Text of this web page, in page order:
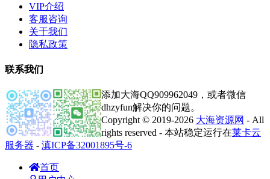
VIP介绍
客服咨询
关于我们
隐私政策
联系我们
添加大海QQ909962049，或者微信
dhzyfun解决你的问题。
Copyright © 2019-2026 大海资源网 - All
rights reserved - 本站稳定运行在莱卡云
服务器 - 滇ICP备32001895号-6
首页